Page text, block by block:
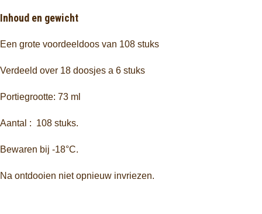
Inhoud en gewicht
Een grote voordeeldoos van 108 stuks
Verdeeld over 18 doosjes a 6 stuks
Portiegrootte: 73 ml
Aantal : 108 stuks.
Bewaren bij -18°C.
Na ontdooien niet opnieuw invriezen.